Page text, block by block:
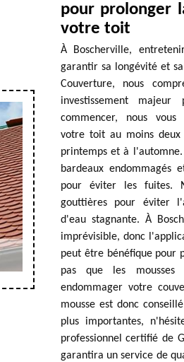
pour prolonger
votre toit
À Boscherville,
garantir sa longévité et
Couverture, nous
investissement
commencer, nous vous
votre toit au moins
printemps et à
bardeaux endommagés
pour éviter les fuites.
gouttières pour éviter
d'eau stagnante. À
imprévisible, donc
peut être bénéfique pour
pas que les mousses
endommager votre
mousse est donc
plus importantes,
professionnel certifié de
garantira un service de